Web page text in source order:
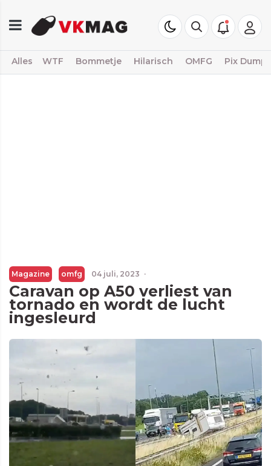
Alles WTF Bommetje Hilarisch OMFG Pix Dump
Magazine omfg 04 juli, 2023 ·
Caravan op A50 verliest van
tornado en wordt de lucht
ingesleurd